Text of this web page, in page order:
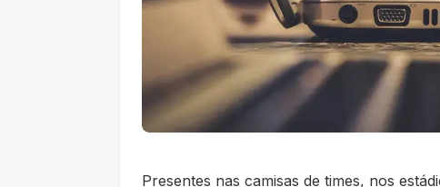
Presentes nas camisas de times, nos